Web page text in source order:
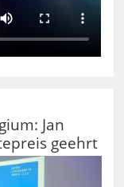
Jan
geehrt